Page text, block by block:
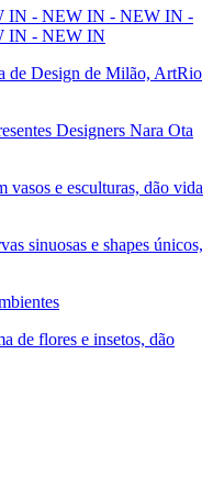
IN - NEW IN - NEW IN -
IN - NEW IN
de Design de Milão, ArtRio
Designers Nara Ota
vasos e esculturas, dão vida
sinuosas e shapes únicos,
de flores e insetos, dão